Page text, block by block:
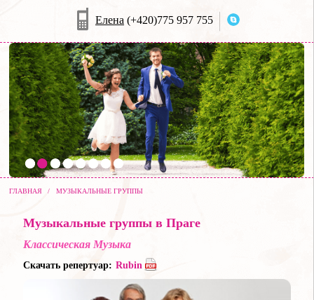
Елена (+420)775 957 755
ГЛАВНАЯ / МУЗЫКАЛЬНЫЕ ГРУППЫ
Музыкальные группы в Праге
Классическая Музыка
Скачать репертуар: Rubin